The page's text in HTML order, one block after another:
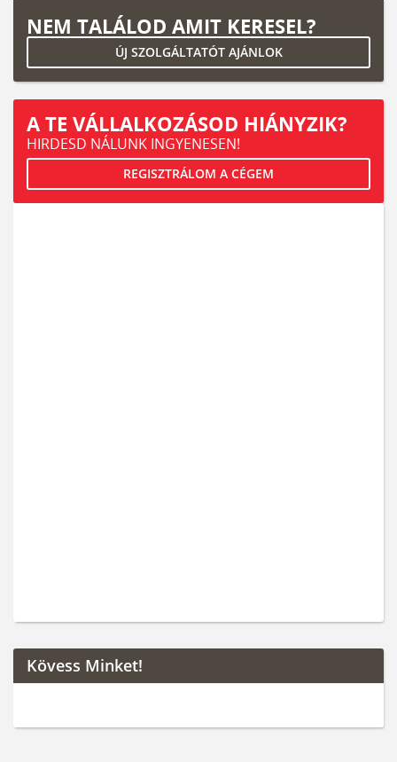
NEM TALÁLOD AMIT KERESEL?
ÚJ SZOLGÁLTATÓT AJÁNLOK
A TE VÁLLALKOZÁSOD HIÁNYZIK?
HIRDESD NÁLUNK INGYENESEN!
REGISZTRÁLOM A CÉGEM
Kövess Minket!